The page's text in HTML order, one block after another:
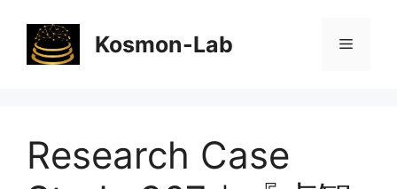
Kosmon-Lab メ
Research Case